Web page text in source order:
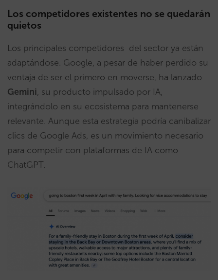
Los competidores existentes no se quedarán
quietos
Los principales competidores del sector ya están
adaptándose. Google, a pesar de haber perdido su
ventaja de ser el primero en moverse, ha lanzado
Gemini, su producto impulsado por IA,
integrándolo en su ecosistema para mantenerse
relevante. Aunque esta estrategia podría canibalizar
clics de Google Ads, es un movimiento necesario
para competir con plataformas de IA como
ChatGPT.